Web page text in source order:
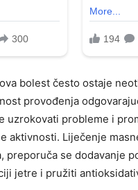
bolest često ostaje
provođenja
uzrokovati probleme i
aktivnosti. Liječenje
preporuča se dodavanje
jetre i pružiti